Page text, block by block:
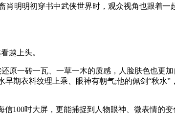
明明初穿书中武侠世界时，观众视角也跟着一
越上头。
原一砖一瓦、一草一木的质感，人脸肤色也更
期衣料纹理上乘、眼神有朝气;他的佩剑“秋水”
100吋大屏，更能捕捉到人物眼神、微表情的